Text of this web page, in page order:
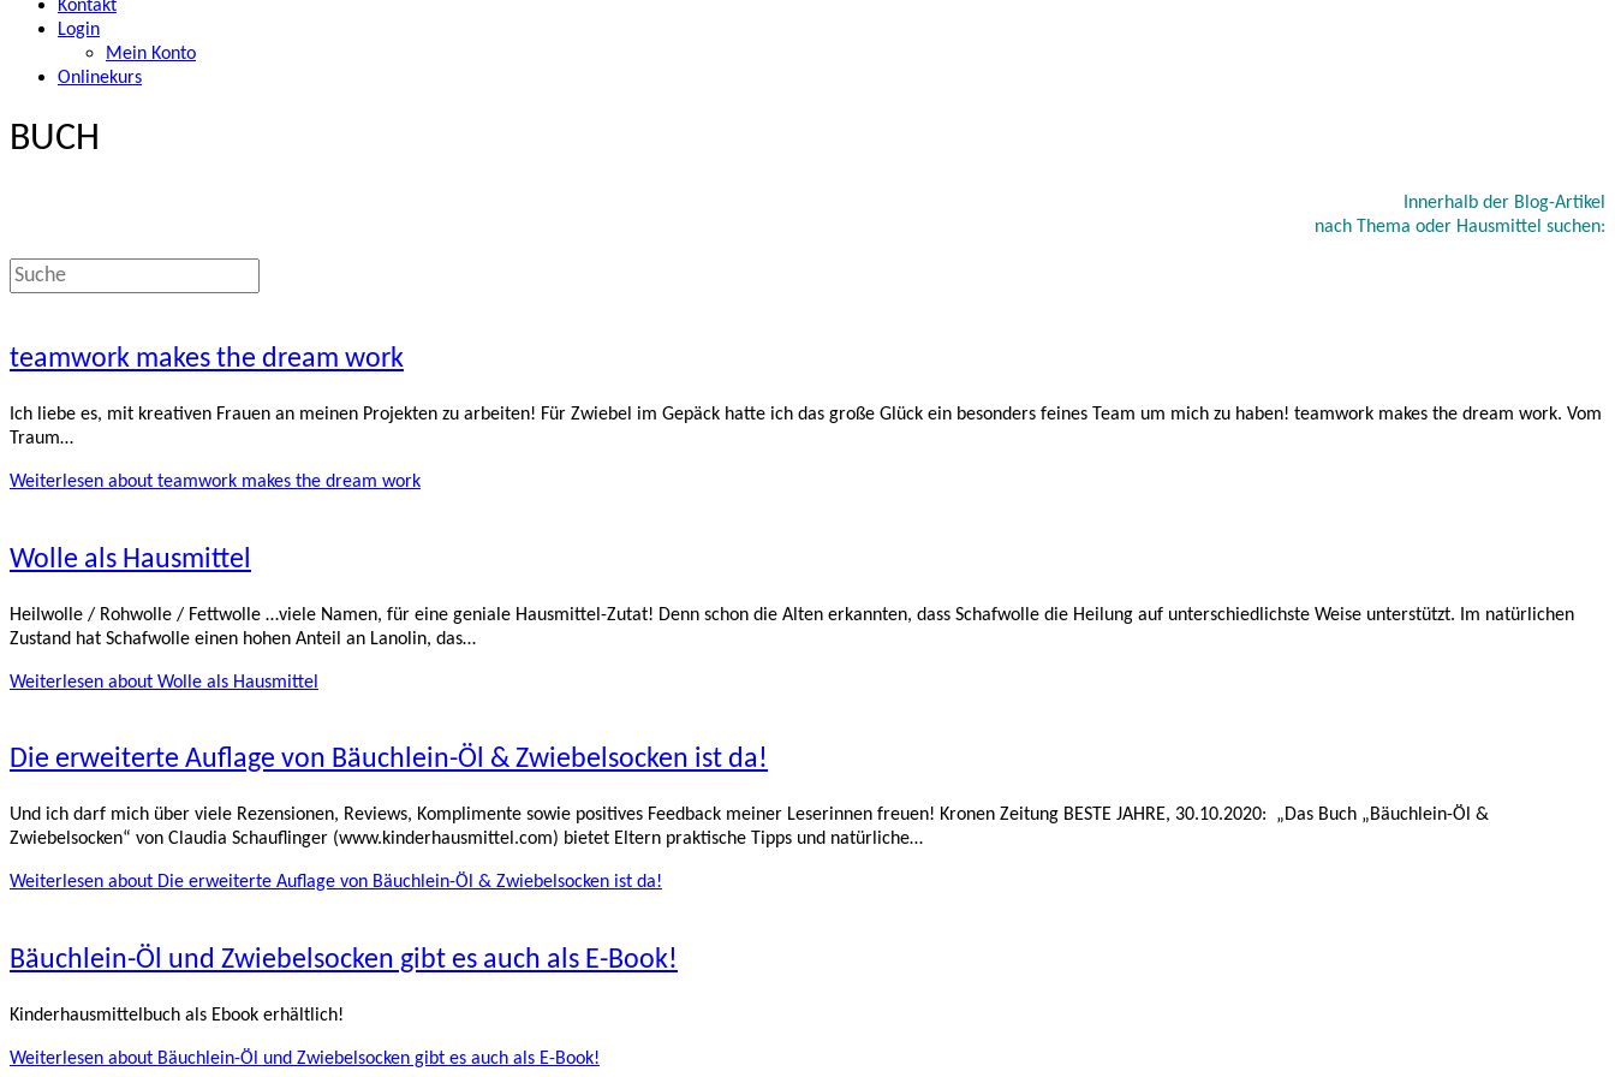
Kontakt
Login
Mein Konto
Onlinekurs
BUCH
Innerhalb der Blog-Artikel
nach Thema oder Hausmittel suchen:
teamwork makes the dream work
Ich liebe es, mit kreativen Frauen an meinen Projekten zu arbeiten! Für Zwiebel im Gepäck hatte ich das große Glück ein besonders feines Team um mich zu haben! teamwork makes the dream work. Vom
Traum…
Weiterlesen about teamwork makes the dream work
Wolle als Hausmittel
Heilwolle / Rohwolle / Fettwolle …viele Namen, für eine geniale Hausmittel-Zutat! Denn schon die Alten erkannten, dass Schafwolle die Heilung auf unterschiedlichste Weise unterstützt. Im natürlichen
Zustand hat Schafwolle einen hohen Anteil an Lanolin, das…
Weiterlesen about Wolle als Hausmittel
Die erweiterte Auflage von Bäuchlein-Öl & Zwiebelsocken ist da!
Und ich darf mich über viele Rezensionen, Reviews, Komplimente sowie positives Feedback meiner Leserinnen freuen! Kronen Zeitung BESTE JAHRE, 30.10.2020: „Das Buch „Bäuchlein-Öl &
Zwiebelsocken“ von Claudia Schauflinger (www.kinderhausmittel.com) bietet Eltern praktische Tipps und natürliche…
Weiterlesen about Die erweiterte Auflage von Bäuchlein-Öl & Zwiebelsocken ist da!
Bäuchlein-Öl und Zwiebelsocken gibt es auch als E-Book!
Kinderhausmittelbuch als Ebook erhältlich!
Weiterlesen about Bäuchlein-Öl und Zwiebelsocken gibt es auch als E-Book!